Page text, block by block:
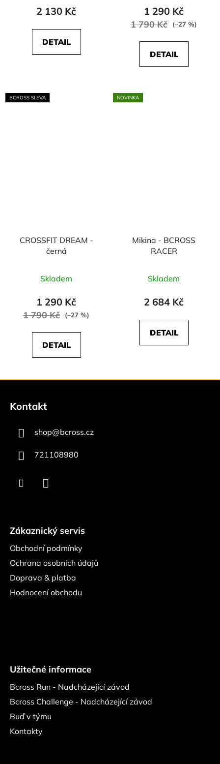
2 130 Kč
DETAIL
1 290 Kč
1 790 Kč (–27 %)
DETAIL
BCROSS SLEVA
CROSSFIT DREAM -
černá
Skladem
1 290 Kč
1 790 Kč (–27 %)
DETAIL
NOVINKA
Mikina - BCROSS
RACER
Skladem
2 684 Kč
DETAIL
Kontakt
shop@bcross.cz
721108980
Zákaznický servis
Obchodní podmínky
Ochrana osobních údajů
Doprava & platba
Hodnocení obchodu
Užitečné informace
Bcross Run - Nadcházející závod
Bcross Challenge - Nadcházející závod
Buď v týmu
Kontakty